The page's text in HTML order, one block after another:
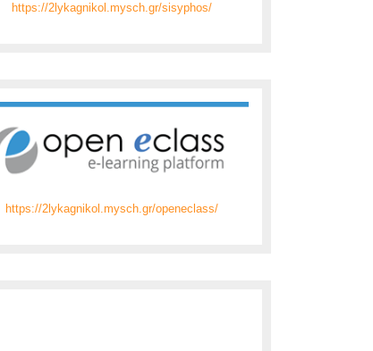
https://2lykagnikol.mysch.gr/sisyphos/
https://2lykagnikol.mysch.gr/openeclass/